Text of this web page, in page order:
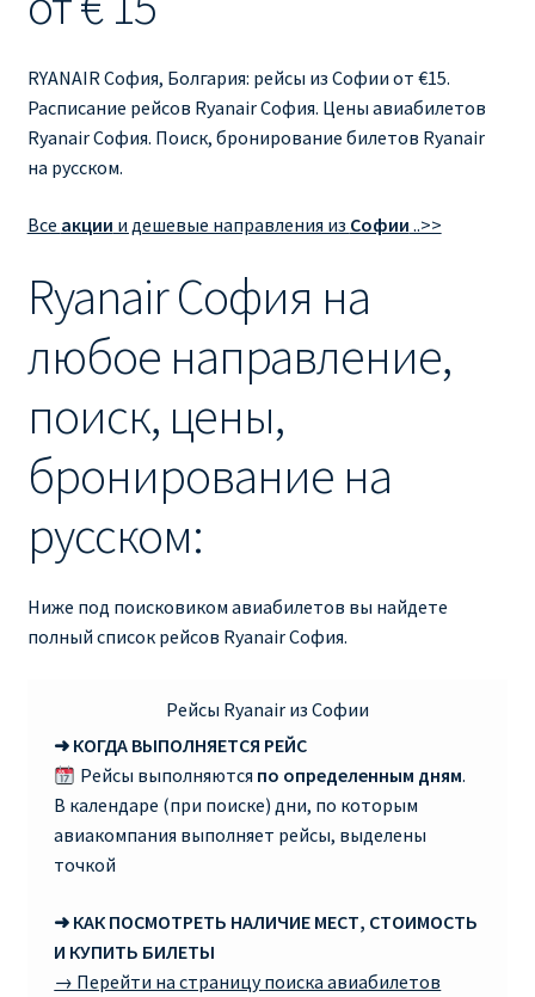
Ryanair изменить дату
Ryanair изменить фамилию
Ryanair Испания
Ryanair направления, акции
Ryanair онлайн регистрация
Ryanair ошибка в фамилии, имени
Ryanair Польша
RYANAIR ПОРТУГАЛИЯ
RYANAIR ПОСАДОЧНЫЙ ТАЛОН – BOARDING PASS
Ryanair Россия
RYANAIR УКРАИНА | АВИАБИЛЕТЫ ОТ €15
RYANAIR София, Болгария: рейсы из Софии от €15.
Расписание рейсов Ryanair София. Цены авиабилетов
Ryanair София. Поиск, бронирование билетов Ryanair
на русском.
Все акции и дешевые направления из Софии ..>>
Ryanair София на
любое направление,
поиск, цены,
бронирование на
русском:
Ниже под поисковиком авиабилетов вы найдете
полный список рейсов Ryanair София.
Рейсы Ryanair из Софии
➜ КОГДА ВЫПОЛНЯЕТСЯ РЕЙС
Рейсы выполняются по определенным дням.
В календаре (при поиске) дни, по которым
авиакомпания выполняет рейсы, выделены
точкой
➜ КАК ПОСМОТРЕТЬ НАЛИЧИЕ МЕСТ, СТОИМОСТЬ
И КУПИТЬ БИЛЕТЫ
→ Перейти на страницу поиска авиабилетов